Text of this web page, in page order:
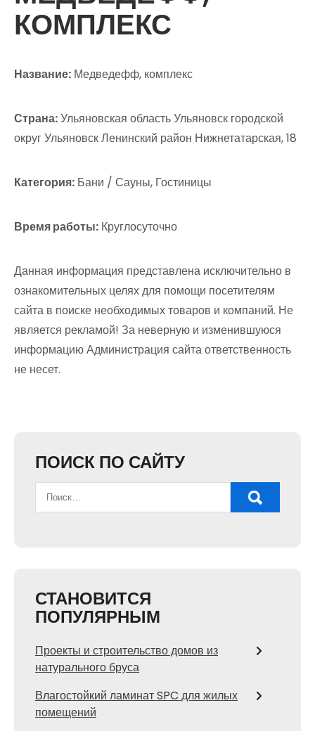
КОМПЛЕКС
Название: Медведефф, комплекс
Страна:Ульяновская область Ульяновск городской
округ Ульяновск Ленинский район Нижнетатарская, 18
Категория: Бани / Сауны, Гостиницы
Время работы: Круглосуточно
Данная информация представлена исключительно в
ознакомительных целях для помощи посетителям
сайта в поиске необходимых товаров и компаний. Не
является рекламой! За неверную и изменившуюся
информацию Администрация сайта ответственность
не несет.
ПОИСК ПО САЙТУ
СТАНОВИТСЯ
ПОПУЛЯРНЫМ
Проекты и строительство домов из
натурального бруса
Влагостойкий ламинат SPC для жилых
помещений